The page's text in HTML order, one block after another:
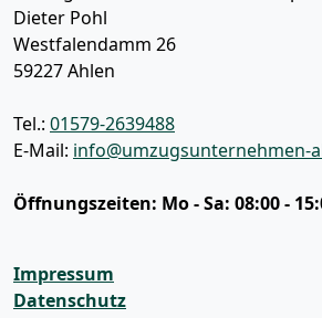
Dieter Pohl
Westfalendamm 26
59227Ahlen
Tel.: 01579-2639488
E-Mail: info@umzugsunternehmen-
Öffnungszeiten: Mo - Sa: 08:00 -
Impressum
Datenschutz